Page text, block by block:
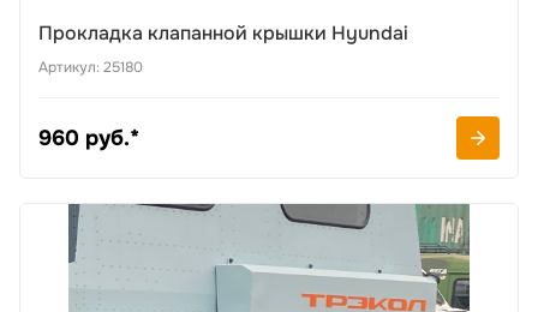
Прокладка клапанной крышки Hyundai
Артикул: 25180
960 руб.*